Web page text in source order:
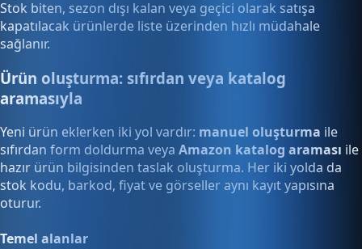
Stok biten, sezon dışı kalan veya geçici olarak satışa
kapatılacak ürünlerde liste üzerinden hızlı müdahale
sağlanır.
Ürün oluşturma: sıfırdan veya katalog
aramasıyla
Yeni ürün eklerken iki yol vardır: manuel oluşturma ile
sıfırdan form doldurma veya Amazon katalog araması ile
hazır ürün bilgisinden taslak oluşturma. Her iki yolda da
stok kodu, barkod, fiyat ve görseller aynı kayıt yapısına
oturur.
Temel alanlar